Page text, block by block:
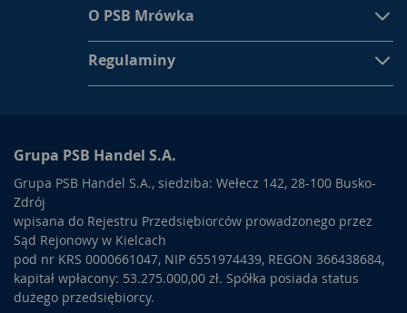
O PSB Mrówka
Regulaminy
Grupa PSB Handel S.A.
Grupa PSB Handel S.A., siedziba: Wełecz 142, 28-100 Busko-
Zdrój
wpisana do Rejestru Przedsiębiorców prowadzonego przez
Sąd Rejonowy w Kielcach
pod nr KRS 0000661047, NIP 6551974439, REGON 366438684,
kapitał wpłacony: 53.275.000,00 zł. Spółka posiada status
dużego przedsiębiorcy.